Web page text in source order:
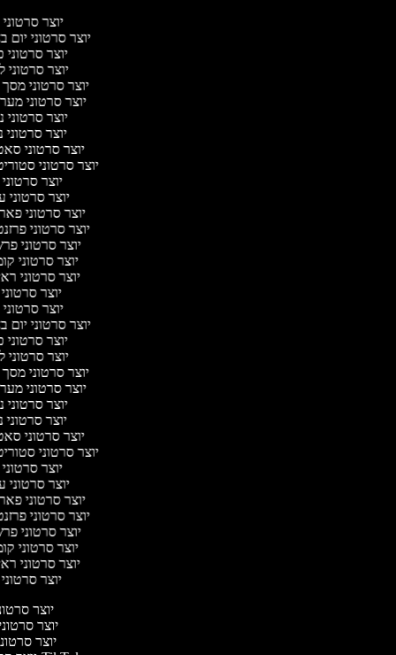
יוצר
יוצר סרטוני יום
יוצר
יוצר סרטוני
יוצר סרטוני
יוצר סרטוני
יוצר
יוצר סרטוני
יוצר סרטוני
יוצר סרטוני
יוצר
יוצר סרטוני
יוצר סרטוני
יוצר סרטוני
יוצר סרטוני
יוצר סרטוני
יוצר סרטוני
יוצר
יוצר
יוצר סרטוני יום
יוצר
יוצר סרטוני
יוצר סרטוני
יוצר סרטוני
יוצר
יוצר סרטוני
יוצר סרטוני
יוצר סרטוני
יוצר
יוצר סרטוני
יוצר סרטוני
יוצר סרטוני
יוצר סרטוני
יוצר סרטוני
יוצר סרטוני
יוצר
יוצר
יוצר
יוצר